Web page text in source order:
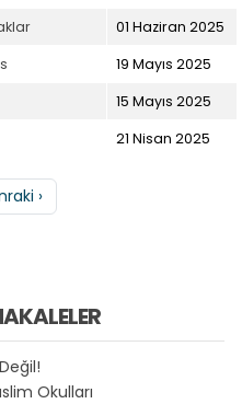
01 Haziran 2025
19 Mayıs 2025
15 Mayıs 2025
21 Nisan 2025
sayfa
›
Okulları